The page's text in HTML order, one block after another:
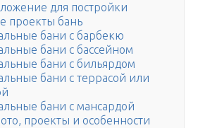
для постройки
проекты бань
бани с барбекю
бани с бассейном
бани с бильярдом
бани с террасой или
бани с мансардой
проекты и особенности